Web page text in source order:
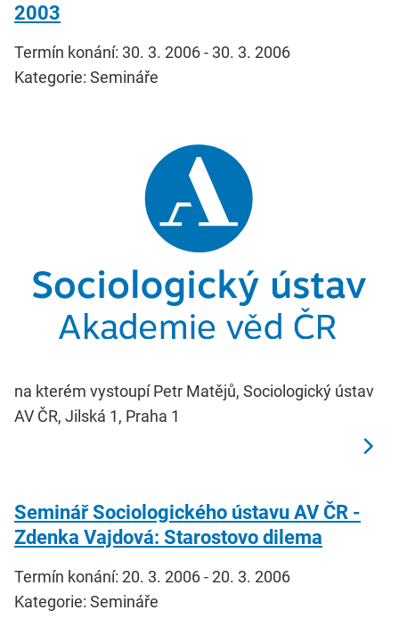
2003
Termín konání: 30. 3. 2006 - 30. 3. 2006
Kategorie: Semináře
na kterém vystoupí Petr Matějů, Sociologický ústav
AV ČR, Jilská 1, Praha 1
Seminář Sociologického ústavu AV ČR -
Zdenka Vajdová: Starostovo dilema
Termín konání: 20. 3. 2006 - 20. 3. 2006
Kategorie: Semináře